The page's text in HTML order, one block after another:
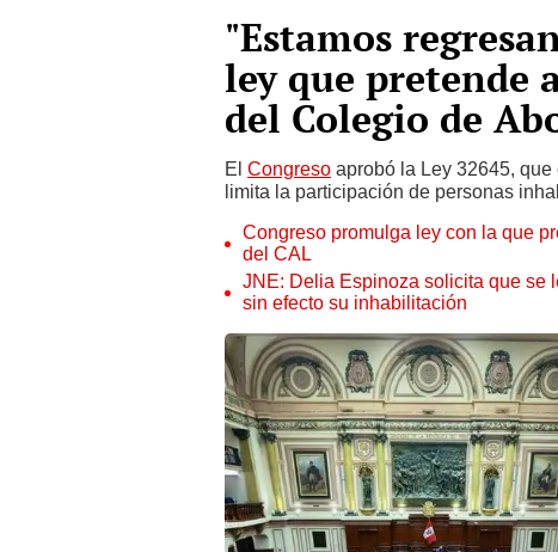
"Estamos
ley que pretende
del Colegio de
El Congreso aprobó la Ley 32645,
limita la participación de personas
Congreso promulga ley con la que
del CAL
JNE: Delia Espinoza solicita que se
sin efecto su inhabilitación